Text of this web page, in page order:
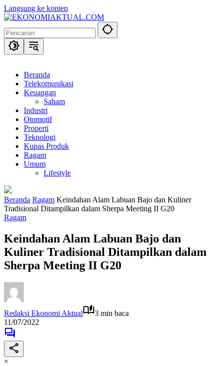
Langsung ke konten
Beranda
Telekomunikasi
Keuangan
Saham
Industri
Otomotif
Properti
Teknologi
Kupas Produk
Ragam
Umum
Lifestyle
Beranda Ragam Keindahan Alam Labuan Bajo dan Kuliner
Tradisional Ditampilkan dalam Sherpa Meeting II G20
Ragam
Keindahan Alam Labuan Bajo dan
Kuliner Tradisional Ditampilkan dalam
Sherpa Meeting II G20
Redaksi Ekonomi Aktual
3 min baca
11/07/2022
×